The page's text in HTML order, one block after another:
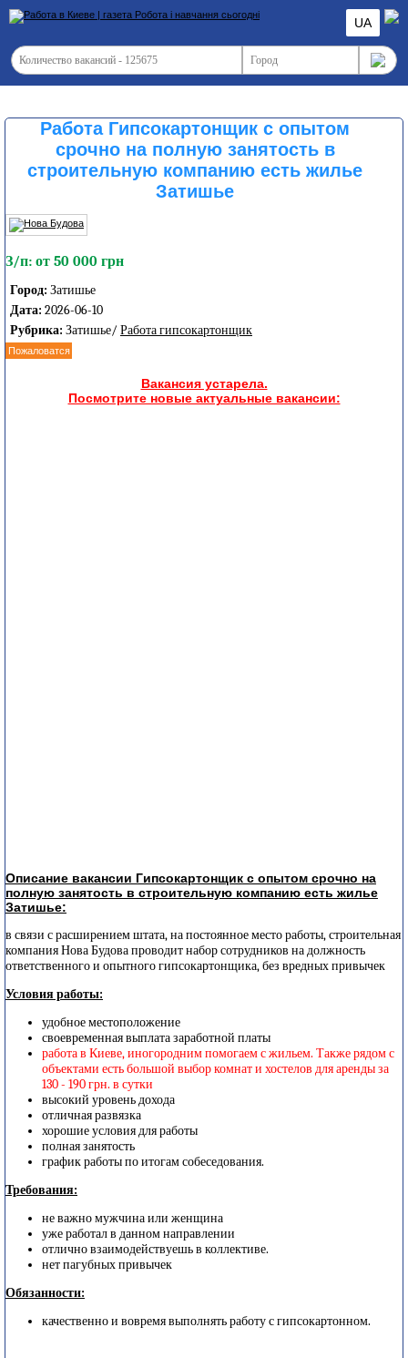
UA
Работа Гипсокартонщик с опытом
срочно на полную занятость в
строительную компанию есть жилье
Затишье
З/п: от 50 000 грн
Город: Затишье
Дата: 2026-06-10
Рубрика: Затишье/ Работа гипсокартонщик
Пожаловатся
Вакансия устарела.
Посмотрите новые актуальные вакансии:
Описание вакансии Гипсокартонщик с опытом срочно на
полную занятость в строительную компанию есть жилье
Затишье:
в связи с расширением штата, на постоянное место работы, строительная
компания Нова Будова проводит набор сотрудников на должность
ответственного и опытного гипсокартонщика, без вредных привычек
Условия работы:
удобное местоположение
своевременная выплата заработной платы
работа в Киеве, иногородним помогаем с жильем. Также рядом с
объектами есть большой выбор комнат и хостелов для аренды за
130 - 190 грн. в сутки
высокий уровень дохода
отличная развязка
хорошие условия для работы
полная занятость
график работы по итогам собеседования.
Требования:
не важно мужчина или женщина
уже работал в данном направлении
отлично взаимодействуешь в коллективе.
нет пагубных привычек
Обязанности:
качественно и вовремя выполнять работу с гипсокартонном.